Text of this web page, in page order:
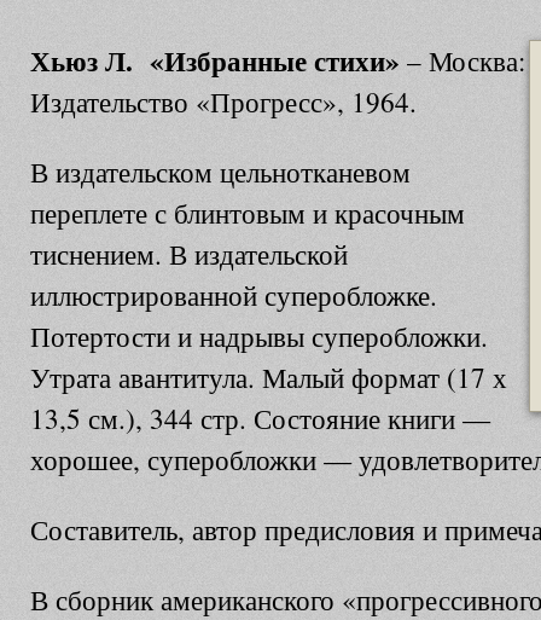
Хьюз Л. «Избранные стихи» – Москва:
Издательство «Прогресс», 1964.
В издательском цельнотканевом
переплете с блинтовым и красочным
тиснением. В издательской
иллюстрированной суперобложке.
Потертости и надрывы суперобложки.
Утрата авантитула. Малый формат (17 х
13,5 см.), 344 стр. Состояние книги —
хорошее, суперобложки —
Составитель, автор предисловия и
В сборник американского